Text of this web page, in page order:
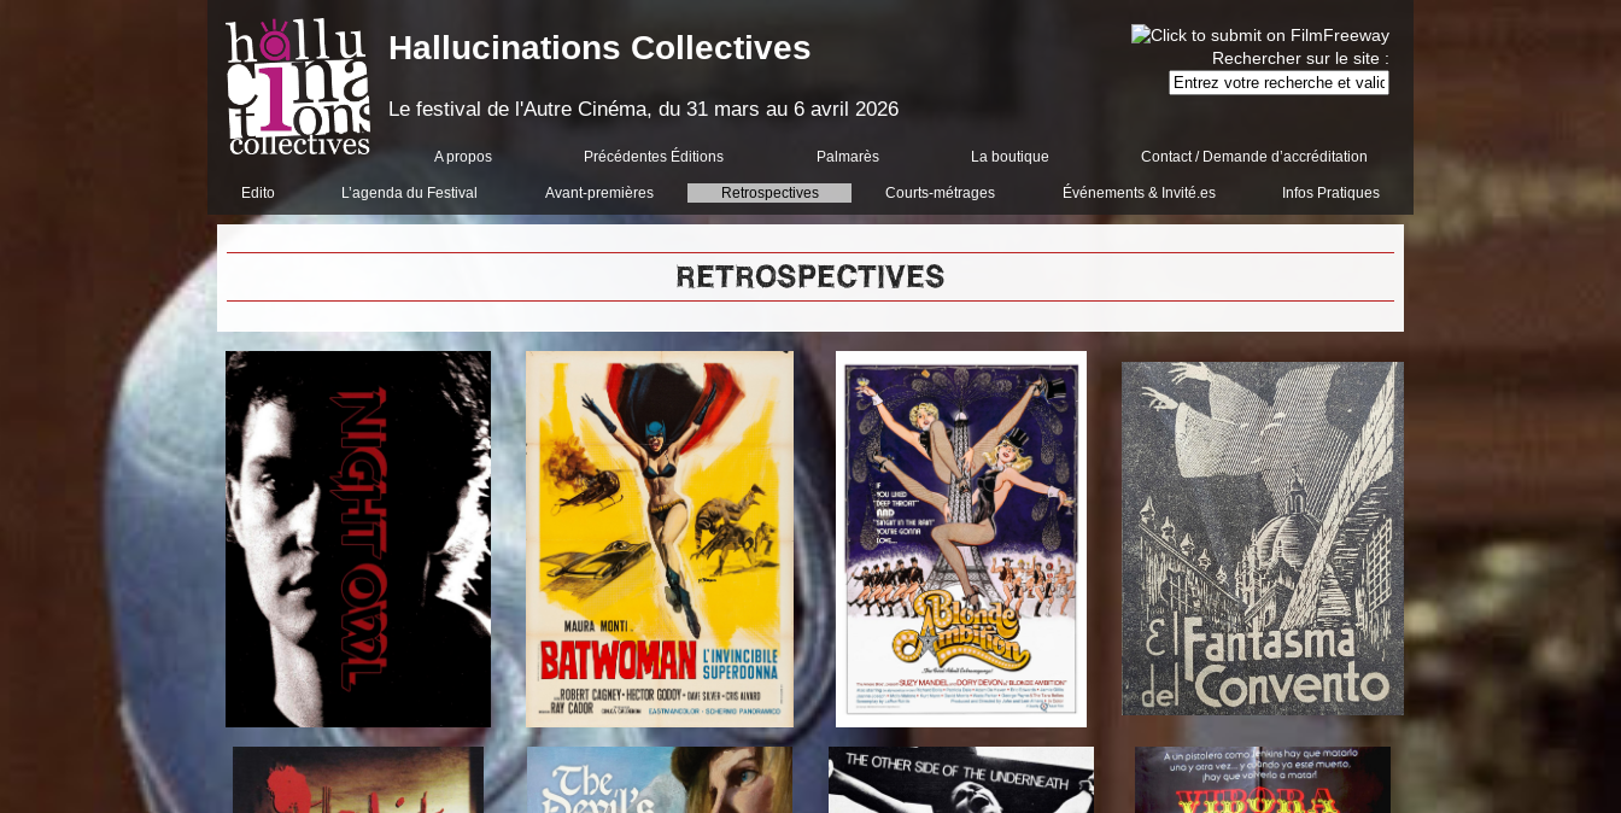
Rechercher sur le site :
Hallucinations Collectives
Le festival de l'Autre Cinéma, du 31 mars au 6 avril 2026
A propos Précédentes Éditions Palmarès La boutique Contact / Demande d’accréditation
Edito L’agenda du Festival Avant-premières Retrospectives Courts-métrages Événements & Invité.es Infos Pratiques
RETROSPECTIVES